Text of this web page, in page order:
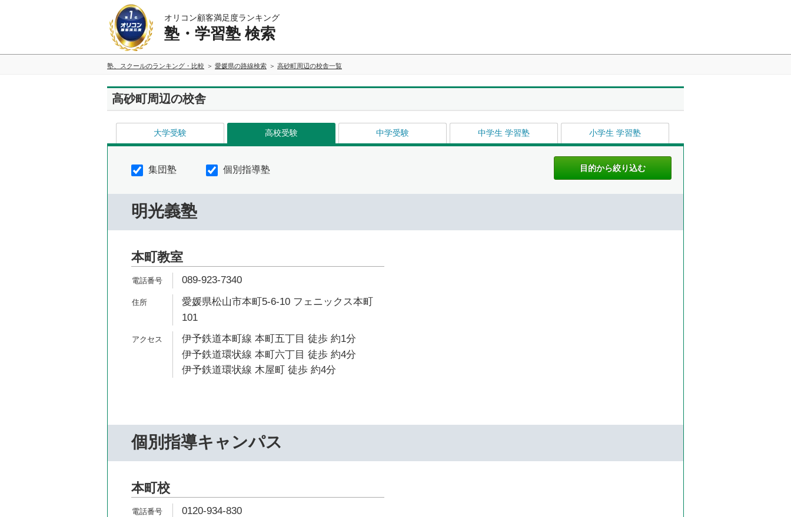
オリコン顧客満足度ランキング
塾・学習塾 検索
塾、スクールのランキング・比較 愛媛県の路線検索 高砂町周辺の校舎一覧
高砂町周辺の校舎
大学受験 高校受験 中学受験 中学生 学習塾 小学生 学習塾
集団塾 個別指導塾
明光義塾
本町教室
089-923-7340
愛媛県松山市本町5-6-10 フェニックス本町
101
伊予鉄道本町線 本町五丁目 徒歩 約1分
伊予鉄道環状線 本町六丁目 徒歩 約4分
伊予鉄道環状線 木屋町 徒歩 約4分
個別指導キャンパス
本町校
0120-934-830